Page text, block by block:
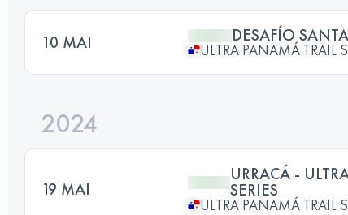
10 MAI DESAFÍO
ULTRA PANAMÁ TRAIL
2024
19 MAI
URRACÁ -
SERIES
ULTRA PANAMÁ TRAIL